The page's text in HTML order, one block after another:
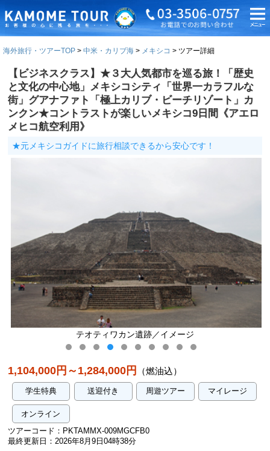
海外旅行・ツアーTOP 中米・カリブ海 メキシコ ツアー詳細
【ビジネスクラス】★３大人気都市を巡る旅！「歴史
と文化の中心地」メキシコシティ「世界一カラフルな
街」グアナファト「極上カリブ・ビーチリゾート」カ
ンクン★コントラストが楽しいメキシコ9日間《アエロ
メヒコ航空利用》
★元メキシコガイドに旅行相談できるから安心です！
テオティワカン遺跡／イメージ
1,104,000円～1,284,000円 （燃油込）
学生特典 送迎付き 周遊ツアー マイレージ
オンライン
ツアーコード：PKTAMMX-009MGCFB0
最終更新日：2026年8月9日04時38分